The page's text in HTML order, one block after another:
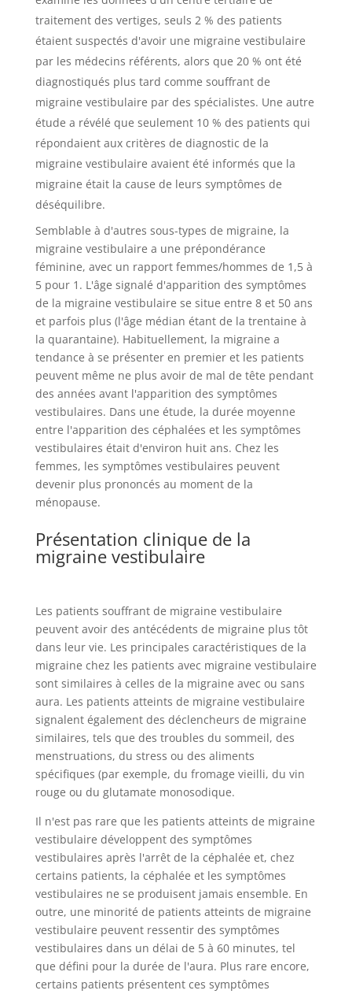
traitement des vertiges, seuls 2 % des patients
étaient suspectés d'avoir une migraine vestibulaire
par les médecins référents, alors que 20 % ont été
diagnostiqués plus tard comme souffrant de
migraine vestibulaire par des spécialistes. Une autre
étude a révélé que seulement 10 % des patients qui
répondaient aux critères de diagnostic de la
migraine vestibulaire avaient été informés que la
migraine était la cause de leurs symptômes de
déséquilibre.
Semblable à d'autres sous-types de migraine, la
migraine vestibulaire a une prépondérance
féminine, avec un rapport femmes/hommes de 1,5 à
5 pour 1. L'âge signalé d'apparition des symptômes
de la migraine vestibulaire se situe entre 8 et 50 ans
et parfois plus (l'âge médian étant de la trentaine à
la quarantaine). Habituellement, la migraine a
tendance à se présenter en premier et les patients
peuvent même ne plus avoir de mal de tête pendant
des années avant l'apparition des symptômes
vestibulaires. Dans une étude, la durée moyenne
entre l'apparition des céphalées et les symptômes
vestibulaires était d'environ huit ans. Chez les
femmes, les symptômes vestibulaires peuvent
devenir plus prononcés au moment de la
ménopause.
Présentation clinique de la
migraine vestibulaire
Les patients souffrant de migraine vestibulaire
peuvent avoir des antécédents de migraine plus tôt
dans leur vie. Les principales caractéristiques de la
migraine chez les patients avec migraine vestibulaire
sont similaires à celles de la migraine avec ou sans
aura. Les patients atteints de migraine vestibulaire
signalent également des déclencheurs de migraine
similaires, tels que des troubles du sommeil, des
menstruations, du stress ou des aliments
spécifiques (par exemple, du fromage vieilli, du vin
rouge ou du glutamate monosodique.
Il n'est pas rare que les patients atteints de migraine
vestibulaire développent des symptômes
vestibulaires après l'arrêt de la céphalée et, chez
certains patients, la céphalée et les symptômes
vestibulaires ne se produisent jamais ensemble. En
outre, une minorité de patients atteints de migraine
vestibulaire peuvent ressentir des symptômes
vestibulaires dans un délai de 5 à 60 minutes, tel
que défini pour la durée de l'aura. Plus rare encore,
certains patients présentent ces symptômes